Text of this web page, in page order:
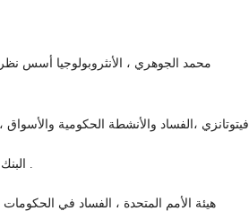
– فيتوتانزي ،الفساد والأنشطة الحكومية والأسواق